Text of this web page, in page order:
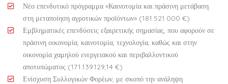
Νέο επενδυτικό πρόγραμμα «Καινοτομία και πράσινη μετάβαση
στη μεταποίηση αγροτικών προϊόντων» (181.521.000 €)
Εμβληματικές επενδύσεις εξαιρετικής σημασίας, που αφορούν σε
πράσινη οικονομία, καινοτομία, τεχνολογία, καθώς και στην
οικονομία χαμηλού ενεργειακού και περιβαλλοντικού
αποτυπώματος (171.139.129,14 €)
Ενίσχυση Συλλογικών Φορέων, με σκοπό την ανάληψη